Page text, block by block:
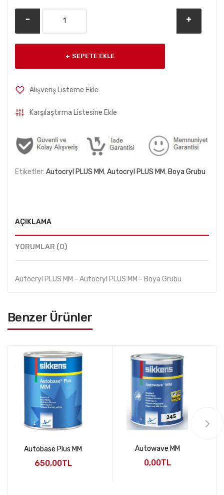
SEPETE EKLE
Alışveriş Listeme Ekle
Karşılaştırma Listesine Ekle
Etiketler: Autocryl PLUS MM,Autocryl PLUS MM, Boya Grubu
AÇIKLAMA
YORUMLAR (0)
Autocryl PLUS MM - Autocryl PLUS MM - Boya Grubu
Benzer Ürünler
Autobase Plus MM
650,00TL
Autowave MM
0,00TL